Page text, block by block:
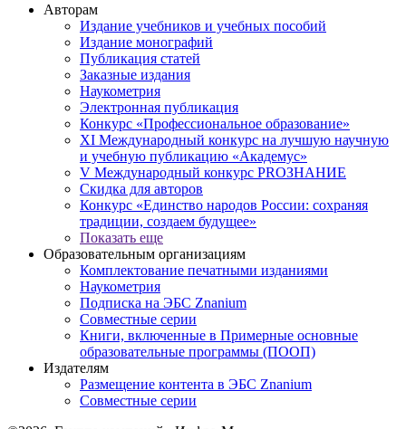
Авторам
Издание учебников и учебных пособий
Издание монографий
Публикация статей
Заказные издания
Наукометрия
Электронная публикация
Конкурс «Профессиональное образование»
XI Международный конкурс на лучшую научную
и учебную публикацию «Академус»
V Международный конкурс PROЗНАНИЕ
Скидка для авторов
Конкурс «Единство народов России: сохраняя
традиции, создаем будущее»
Показать еще
Образовательным организациям
Комплектование печатными изданиями
Наукометрия
Подписка на ЭБС Znanium
Совместные серии
Книги, включенные в Примерные основные
образовательные программы (ПООП)
Издателям
Размещение контента в ЭБС Znanium
Совместные серии